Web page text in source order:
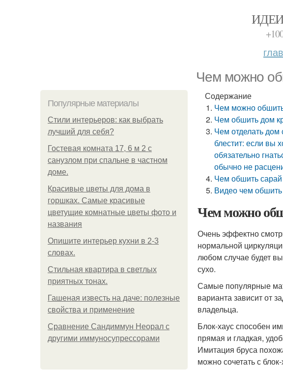
Чем можно
Популярные материалы
Стили интерьеров: как выбрать
лучший для себя?
Гостевая комната 17, 6 м 2 с
санузлом при спальне в частном
доме.
Красивые цветы для дома в
горшках. Самые красивые
цветущие комнатные цветы фото и
названия
Опишите интерьер кухни в 2-3
словах.
Стильная квартира в светлых
приятных тонах.
Гашеная известь на даче: полезные
свойства и применение
Сравнение Сандиммун Неорал с
другими иммуносупрессорами
Содержание
Чем можно
Чем обшить дом
Чем отделать
блестит: если вы
обязательно
обычно не
Чем обшить
Видео чем
Чем можно
Очень эффектно
нормальной
любом случае будет
сухо.
Самые популярные
варианта зависит от
владельца.
Блок-хаус способен
прямая и гладкая,
Имитация бруса
можно сочетать с